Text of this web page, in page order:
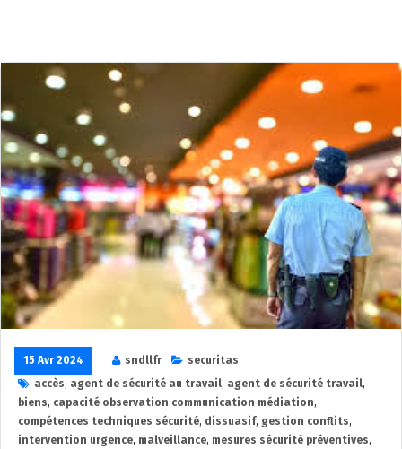
15 Avr 2024 sndllfr
securitas
accès, agent de sécurité au travail, agent de sécurité travail,
biens, capacité observation communication médiation,
compétences techniques sécurité, dissuasif, gestion conflits,
intervention urgence, malveillance, mesures sécurité préventives,